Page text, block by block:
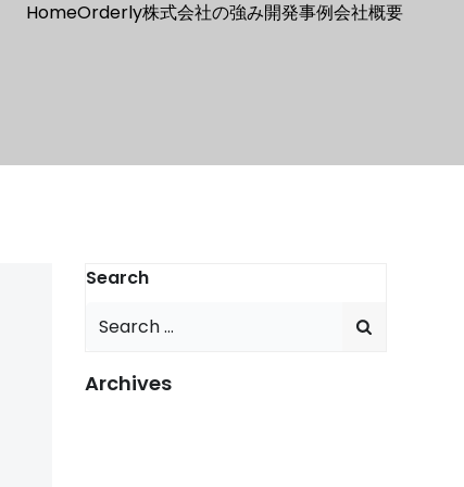
HomeOrderly株式会社の強み開発事例会社概要
Search
Search
Archives